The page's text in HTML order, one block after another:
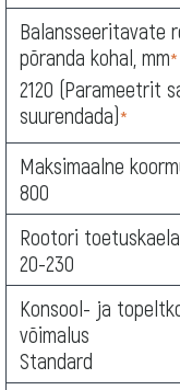
Balansseeritavate
põranda kohal, mm*
2120 (Parameetrit
suurendada)*
Maksimaalne
800
Rootori
20-230
Konsool- ja
võimalus
Standard